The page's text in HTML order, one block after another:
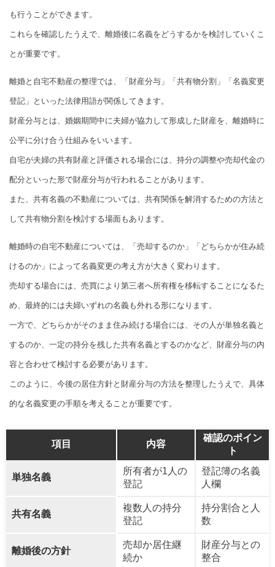
も行うことができます。
これらを確認したうえで、離婚後に名義をどうするかを検討していくこ
とが重要です。
離婚と自宅不動産の整理では、「財産分与」「共有物分割」「名義変更
登記」といった法律用語が関係してきます。
財産分与とは、婚姻期間中に夫婦が協力して形成した財産を、離婚時に
公平に分け合う仕組みをいいます。
自宅が夫婦の共有財産と評価される場合には、持分の調整や売却代金の
配分といった形で財産分与が行われることがあります。
また、共有名義の不動産については、共有関係を解消するための方法と
して共有物分割を検討する場面もあります。
離婚時の自宅不動産については、「売却するのか」「どちらかが住み続
けるのか」によって名義変更の考え方が大きく変わります。
売却する場合には、売買により第三者へ所有権を移転することになるた
め、最終的には夫婦いずれの名義も外れる形になります。
一方で、どちらかがそのまま住み続ける場合には、その人が単独名義と
するのか、一定の持分を残した共有名義とするのかなど、財産分与の内
容と合わせて検討する必要があります。
このように、今後の居住方針と財産分与の方法を整理したうえで、具体
的な名義変更の手順を考えることが重要です。
項目 内容
確認のポイン
ト
単独名義
所有者が1人の
登記
登記簿の名義
人欄
共有名義
複数人の持分
登記
持分割合と人
数
離婚後の方針
売却か居住継
続か
財産分与との
整合